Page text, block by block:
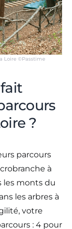
Loire ©Passtime
?
parcours
à
les monts du
les arbres à
votre
: 4 pour